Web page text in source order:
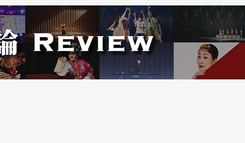
舞蹈也是一樣，而綜合實
各個方面。《大紅》的
蕾自身的無能和懦弱！